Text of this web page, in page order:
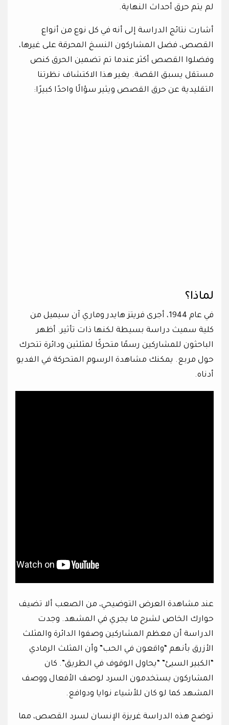
لم يتم حرق أحداث النهاية.
أشارت نتائج الدراسة إلى أنه في كل نوع من أنواع
القصص، فضل المشاركون النسخ المحرقة على غيرها،
وفضلوا القصص أكثر عندما تم تضمين الحرق كنص
مستقل يسبق القصة. يغير هذا الاكتشاف نظرتنا
التقليدية عن حرق القصص ويثير سؤالًا واحدًا كبيرًا:
لماذا؟
في عام 1944، أجرى فريتز هايدر وماري آن سيميل من
كلية سميث دراسة بسيطة لكنها ذات تأثير. أظهر
الباحثون للمشاركين رسمًا متحركًا لمثلثين ودائرة تتحرك
حول مربع. يمكنك مشاهدة الرسوم المتحركة في الفديو
أدناه.
عند مشاهدة العرض التوضيحي، من الصعب ألا تضيف
حوارك الخاص لشرح ما يجري في المشهد. وجدت
الدراسة أن معظم المشاركين وصفوا الدائرة والمثلث
الأزرق بأنهم “واقعون في الحب” وأن المثلث الرمادي
“الكبير السيئ” “يحاول الوقوف في الطريق”. كان
المشاركون يستخدمون السرد لوصف الأفعال ووصف
المشهد كما لو كان للأشياء نوايا ودوافع.
توضح هذه الدراسة غريزة الإنسان لسرد القصص، مما